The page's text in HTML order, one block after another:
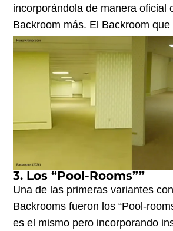
incorporándola de manera oficial
Backroom más. El Backroom
3. Los “Pool-Rooms””
Una de las primeras variantes
Backrooms fueron los “Pool-
es el mismo pero incorporando